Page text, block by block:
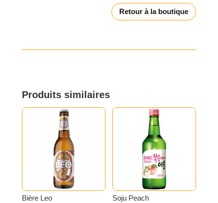
Retour à la boutique
Produits similaires
Bière Leo Soju Peach